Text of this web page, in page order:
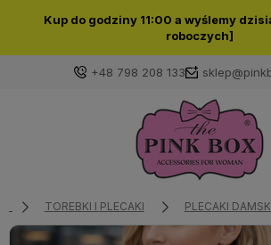
Kup do godziny 11:00 a wyślemy
roboczych]
+48 798 208 133
Zaloguj się
TOREBKI I PLECAKI PLECAKI